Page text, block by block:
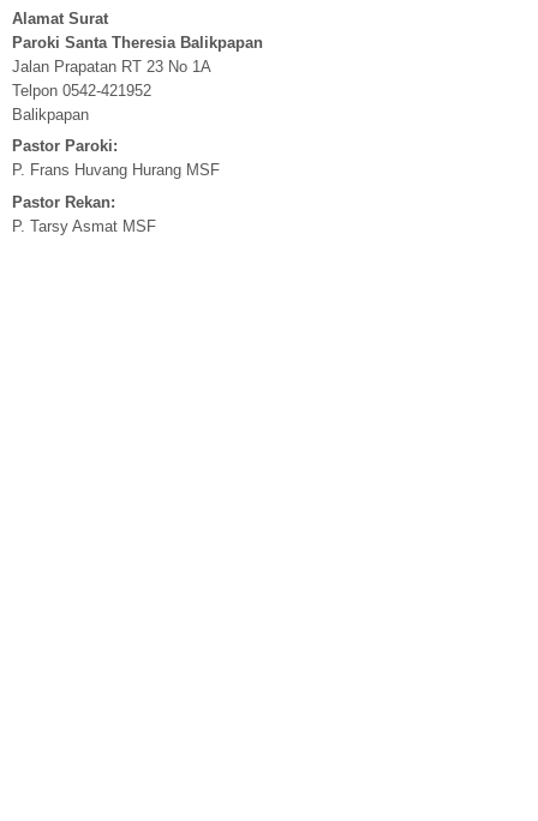
Alamat Surat
Paroki Santa Theresia Balikpapan
Jalan Prapatan RT 23 No 1A
Telpon 0542-421952
Balikpapan
Pastor Paroki:
P. Frans Huvang Hurang MSF
Pastor Rekan:
P. Tarsy Asmat MSF